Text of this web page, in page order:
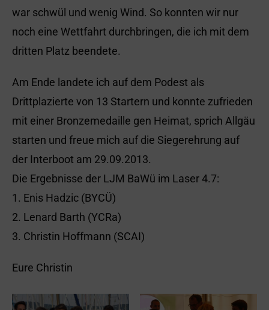
war schwül und wenig Wind. So konnten wir nur
noch eine Wettfahrt durchbringen, die ich mit dem
dritten Platz beendete.
Am Ende landete ich auf dem Podest als
Drittplazierte von 13 Startern und konnte zufrieden
mit einer Bronzemedaille gen Heimat, sprich Allgäu
starten und freue mich auf die Siegerehrung auf
der Interboot am 29.09.2013.
Die Ergebnisse der LJM BaWü im Laser 4.7:
1. Enis Hadzic (BYCÜ)
2. Lenard Barth (YCRa)
3. Christin Hoffmann (SCAI)
Eure Christin